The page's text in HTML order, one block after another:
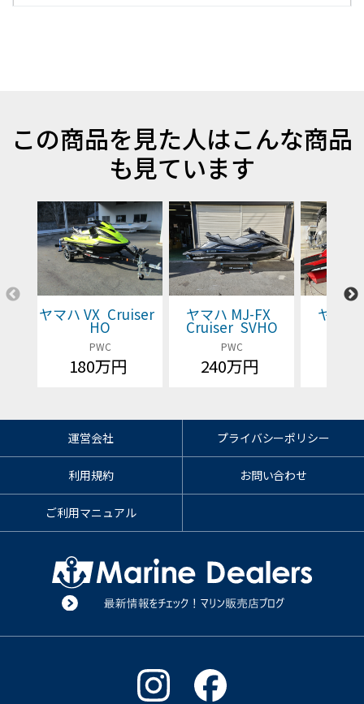
この商品を見た人はこんな商品
も見ています
ヤマハ VX Cruiser
HO
PWC
180万円
ヤマハ MJ-FX
Cruiser SVHO
PWC
240万円
ヤマ
運営会社 プライバシーポリシー
利用規約 お問い合わせ
ご利用マニュアル